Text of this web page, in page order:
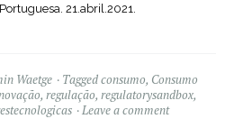
21.abril.2021.
Waetge Taggedconsumo, Consumo
, regulação, regulatorysandbox,
Leave a comment